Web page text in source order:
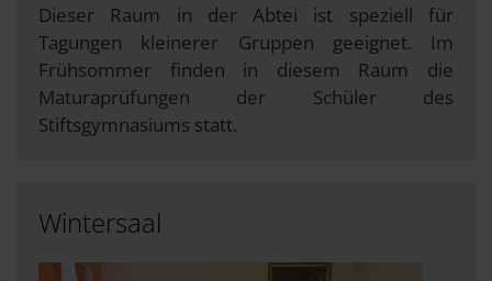
Dieser Raum in der Abtei ist speziell für
Tagungen kleinerer Gruppen geeignet. Im
Frühsommer finden in diesem Raum die
Maturaprüfungen der Schüler des
Stiftsgymnasiums statt.
Wintersaal